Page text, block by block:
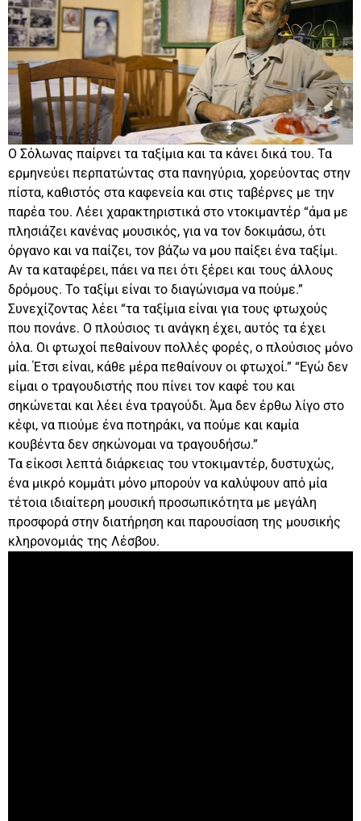
Ο Σόλωνας παίρνει τα ταξίμια και τα κάνει δικά του. Τα
ερμηνεύει περπατώντας στα πανηγύρια, χορεύοντας στην
πίστα, καθιστός στα καφενεία και στις ταβέρνες με την
παρέα του. Λέει χαρακτηριστικά στο ντοκιμαντέρ “άμα με
πλησιάζει κανένας μουσικός, για να τον δοκιμάσω, ότι
όργανο και να παίζει, τον βάζω να μου παίξει ένα ταξίμι.
Αν τα καταφέρει, πάει να πει ότι ξέρει και τους άλλους
δρόμους. Το ταξίμι είναι το διαγώνισμα να πούμε.”
Συνεχίζοντας λέει “τα ταξίμια είναι για τους φτωχούς
που πονάνε. Ο πλούσιος τι ανάγκη έχει, αυτός τα έχει
όλα. Οι φτωχοί πεθαίνουν πολλές φορές, ο πλούσιος μόνο
μία. Έτσι είναι, κάθε μέρα πεθαίνουν οι φτωχοί.” “Εγώ δεν
είμαι ο τραγουδιστής που πίνει τον καφέ του και
σηκώνεται και λέει ένα τραγούδι. Άμα δεν έρθω λίγο στο
κέφι, να πιούμε ένα ποτηράκι, να πούμε και καμία
κουβέντα δεν σηκώνομαι να τραγουδήσω.”
Τα είκοσι λεπτά διάρκειας του ντοκιμαντέρ, δυστυχώς,
ένα μικρό κομμάτι μόνο μπορούν να καλύψουν από μία
τέτοια ιδιαίτερη μουσική προσωπικότητα με μεγάλη
προσφορά στην διατήρηση και παρουσίαση της μουσικής
κληρονομιάς της Λέσβου.